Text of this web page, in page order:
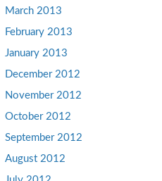
March 2013
February 2013
January 2013
December 2012
November 2012
October 2012
September 2012
August 2012